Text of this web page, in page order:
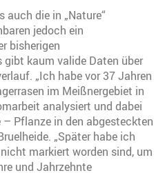
auch die in „Nature“
jedoch ein
bisherigen
kaum valide Daten über
„Ich habe vor 37 Jahren
im Meißnergebiet in
analysiert und dabei
Pflanze in den abgesteckten
„Später habe ich
markiert worden sind, um
und Jahrzehnte